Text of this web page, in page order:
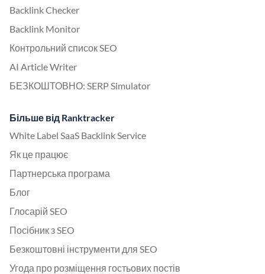
Backlink Checker
Backlink Monitor
Контрольний список SEO
AI Article Writer
БЕЗКОШТОВНО: SERP Simulator
Більше від Ranktracker
White Label SaaS Backlink Service
Як це працює
Партнерська програма
Блог
Глосарій SEO
Посібник з SEO
Безкоштовні інструменти для SEO
Угода про розміщення гостьових постів